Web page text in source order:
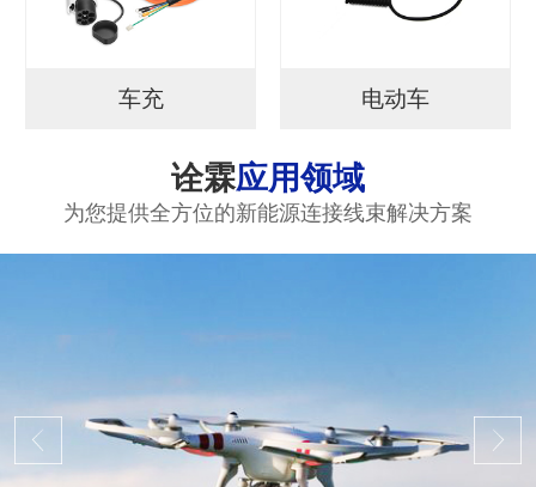
车充 电动车
诠霖应用领域
为您提供全方位的新能源连接线束解决方案